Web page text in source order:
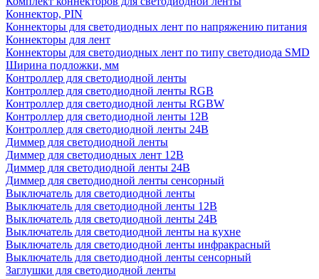
Коннектор, PIN
Коннекторы для светодиодных лент по напряжению питания
Коннекторы для лент
Коннекторы для светодиодных лент по типу светодиода SMD
Ширина подложки, мм
Контроллер для светодиодной ленты
Контроллер для светодиодной ленты RGB
Контроллер для светодиодной ленты RGBW
Контроллер для светодиодной ленты 12В
Контроллер для светодиодной ленты 24В
Диммер для светодиодной ленты
Диммер для светодиодных лент 12В
Диммер для светодиодной ленты 24В
Диммер для светодиодной ленты сенсорный
Выключатель для светодиодной ленты
Выключатель для светодиодной ленты 12В
Выключатель для светодиодной ленты 24В
Выключатель для светодиодной ленты на кухне
Выключатель для светодиодной ленты инфракрасный
Выключатель для светодиодной ленты сенсорный
Заглушки для светодиодной ленты